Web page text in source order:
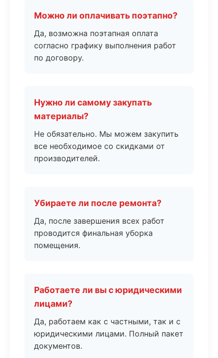
Можно ли оплачивать поэтапно?
Да, возможна поэтапная оплата
согласно графику выполнения работ
по договору.
Нужно ли самому закупать
материалы?
Не обязательно. Мы можем закупить
все необходимое со скидками от
производителей.
Убираете ли после ремонта?
Да, после завершения всех работ
проводится финальная уборка
помещения.
Работаете ли вы с юридическими
лицами?
Да, работаем как с частными, так и с
юридическими лицами. Полный пакет
документов.